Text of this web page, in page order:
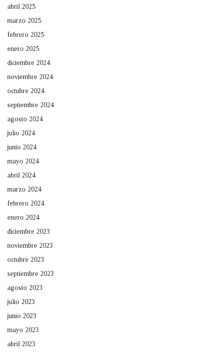
abril 2025
marzo 2025
febrero 2025
enero 2025
diciembre 2024
noviembre 2024
octubre 2024
septiembre 2024
agosto 2024
julio 2024
junio 2024
mayo 2024
abril 2024
marzo 2024
febrero 2024
enero 2024
diciembre 2023
noviembre 2023
octubre 2023
septiembre 2023
agosto 2023
julio 2023
junio 2023
mayo 2023
abril 2023